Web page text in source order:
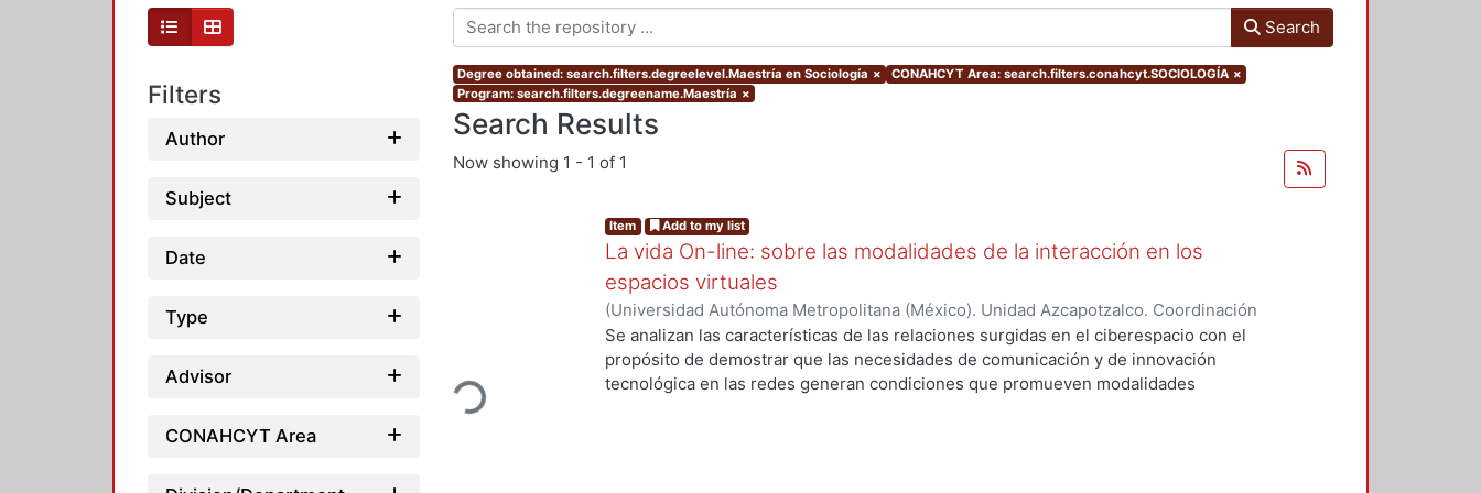
Filters
Author
Subject
Date
Type
Advisor
CONAHCYT Area
Search
Degree obtained: search.filters.degreelevel.Maestría en Sociología × CONAHCYT Area: search.filters.conahcyt.SOCIOLOGÍA ×
Program: search.filters.degreename.Maestría ×
Search Results
Now showing 1 - 1 of 1
Loading...
Item Add to my list
La vida On-line: sobre las modalidades de la interacción en los
espacios virtuales
(Universidad Autónoma Metropolitana (México). Unidad Azcapotzalco. Coordinación
de Servicios de Información.,2008-10)RODRIGUEZ ROBLES, RAUL
Se analizan las características de las relaciones surgidas en el ciberespacio con el
propósito de demostrar que las necesidades de comunicación y de innovación
tecnológica en las redes generan condiciones que promueven modalidades